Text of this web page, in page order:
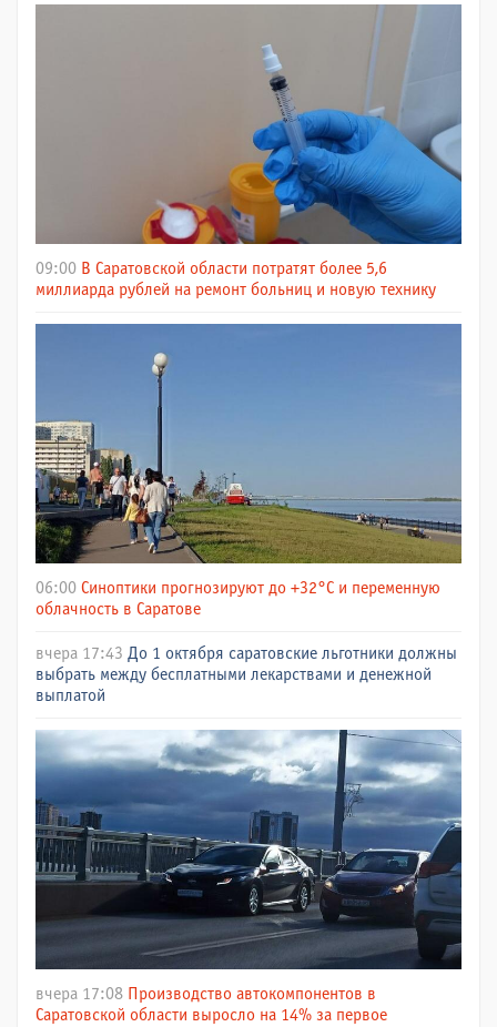
09:00 В Саратовской области потратят более 5,6
миллиарда рублей на ремонт больниц и новую технику
06:00 Синоптики прогнозируют до +32°C и переменную
облачность в Саратове
вчера 17:43 До 1 октября саратовские льготники должны
выбрать между бесплатными лекарствами и денежной
выплатой
вчера 17:08 Производство автокомпонентов в
Саратовской области выросло на 14% за первое